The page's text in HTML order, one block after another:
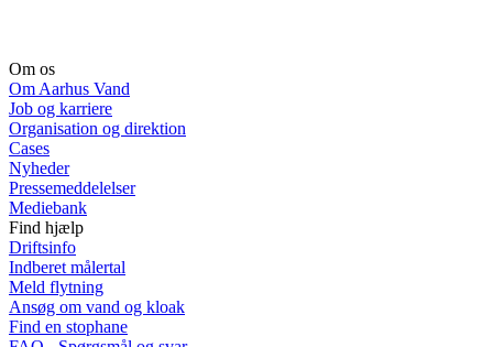
Om os
Om Aarhus Vand
Job og karriere
Organisation og direktion
Cases
Nyheder
Pressemeddelelser
Mediebank
Find hjælp
Driftsinfo
Indberet målertal
Meld flytning
Ansøg om vand og kloak
Find en stophane